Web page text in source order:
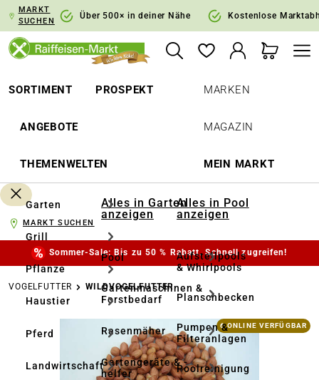
Zur Hauptnavigation springen
MARKT
SUCHEN
Über 500× in deiner Nähe Kostenlose
SORTIMENT PROSPEKT
ANGEBOTE
THEMENWELTEN
MARKEN
MAGAZIN
MEIN MARKT
Garten
Grill
Pflanze
Haustier
Pferd
Landwirtschaft
Alles in Garten
anzeigen
Pool
Gartenmaschinen &
Forstbedarf
Rasenmäher
Gartengeräte & -
helfer
Alles in Pool
anzeigen
Aufstellpools
& Whirlpools
Planschbecken
Pumpen &
Filteranlagen
Poolreinigung
MARKT SUCHEN
Sommer-Sale: Bis zu 50 % Rabatt. Schnell zugreifen!
VOGELFUTTER WILDVOGELFUTTER
Bildergalerie überspringen 6 ONLINE VERFÜGBAR